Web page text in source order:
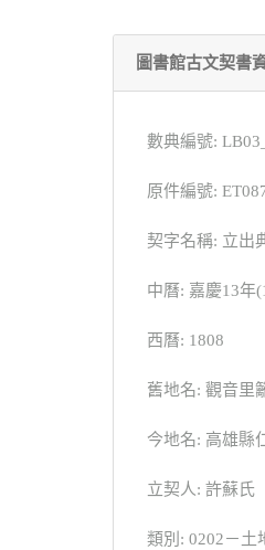
圖書館古文契書
數典編號:
原件編號:
契字名稱: 立出
中曆: 嘉慶13年
西曆: 1808
舊地名: 觀音里
今地名: 高雄縣
立契人: 許蘇氏
類別: 0202－土